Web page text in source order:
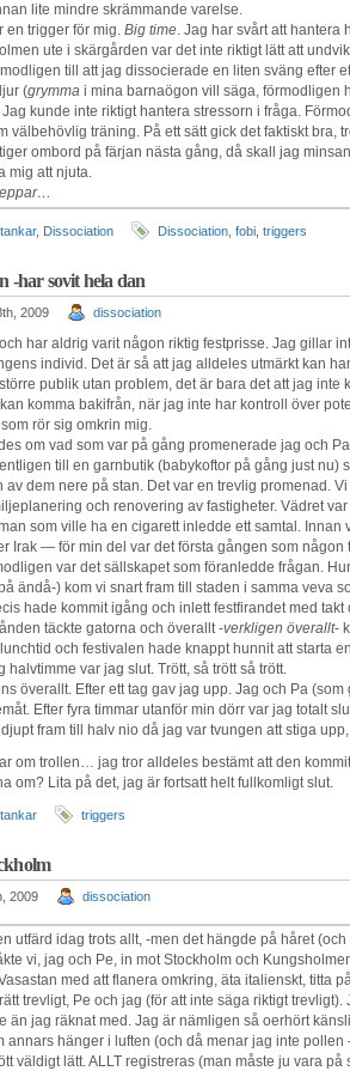
lite mindre skrämmande varelse.
en trigger för mig. Big time. Jag har svårt att hantera
ute i skärgården var det inte riktigt lätt att
till att jag dissocierade en liten sväng efter
(grymma i mina barnaögon vill säga, förmodligen
kunde inte riktigt hantera stressorn i fråga.
välbehövlig träning. På ett sätt gick det faktiskt bra,
ombord på färjan nästa gång, då skall jag
mig att njuta.
, Dissociation Dissociation fobi triggers
-har sovit hela dan
2009 dissociation
har aldrig varit någon riktig festprisse. Jag gillar
individ. Det är så att jag alldeles utmärkt kan
publik utan problem, det är bara det att jag inte
komma bakifrån, när jag inte har kontroll över
rör sig omkrin mig.
om vad som var på gång promenerade jag och
till en garnbutik (babykoftor på gång just nu)
av dem nere på stan. Det var en trevlig promenad.
och renovering av fastigheter. Vädret
som ville ha en cigarett inledde ett samtal.
Irak — för min del var det första gången som någon
var det sällskapet som föranledde frågan.
ändå-) kom vi snart fram till staden i samma veva
hade kommit igång och inlett festfirandet med
täckte gatorna och överallt -verkligen överallt-
och festivalen hade knappt hunnit att starta
halvtimme var jag slut. Trött, så trött så trött.
överallt. Efter ett tag gav jag upp. Jag och Pa
Efter fyra timmar utanför min dörr var jag totalt
fram till halv nio då jag var tvungen att stiga
om trollen… jag tror alldeles bestämt att den
om? Lita på det, jag är fortsatt helt fullkomligt slut.
triggers
2009 dissociation
utfärd idag trots allt, -men det hängde på håret
vi, jag och Pe, in mot Stockholm och
med att flanera omkring, äta italienskt, titta
trevligt, Pe och jag (för att inte säga riktigt
än jag räknat med. Jag är nämligen så oerhört
annars hänger i luften (och då menar jag inte
väldigt lätt. ALLT registreras (man måste ju vara